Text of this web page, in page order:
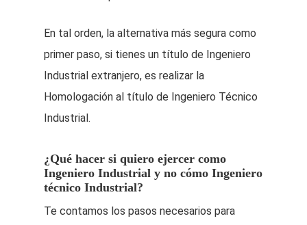
En tal orden, la alternativa más segura como
primer paso, si tienes un título de Ingeniero
Industrial extranjero, es realizar la
Homologación al título de Ingeniero Técnico
Industrial.
¿Qué hacer si quiero ejercer como
Ingeniero Industrial y no cómo Ingeniero
técnico Industrial?
Te contamos los pasos necesarios para